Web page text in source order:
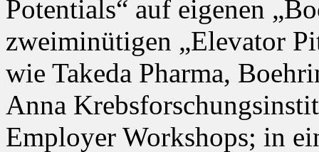
Potentials“ auf eigenen
zweiminütigen „Elevator
wie Takeda Pharma,
Anna
Employer Workshops; in